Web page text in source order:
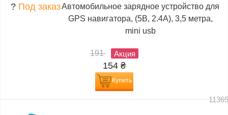
? Под заказАвтомобильное зарядное устройство для
GPS навигатора, (5В, 2.4А), 3,5 метра,
mini usb
191 Акция
154 ₴
Купить